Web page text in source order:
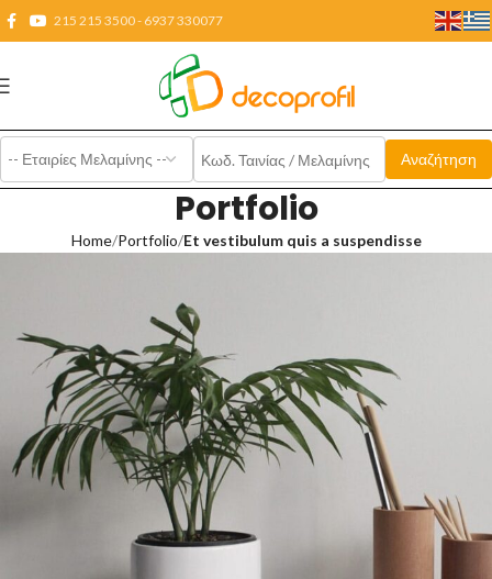
215 215 3500 - 6937 330077
Portfolio
Home Portfolio Et vestibulum quis a suspendisse